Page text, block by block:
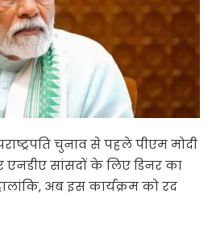
चुनाव से पहले पीएम मोदी
सांसदों के लिए डिनर का
अब इस कार्यक्रम को रद